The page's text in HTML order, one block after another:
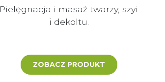
Pielęgnacja i masaż twarzy, szyi
i dekoltu.
ZOBACZ PRODUKT